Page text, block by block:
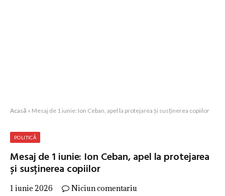
Acasă » Mesaj de 1 iunie: Ion Ceban, apel la protejarea și susținerea copiilor
POLITICĂ
Mesaj de 1 iunie: Ion Ceban, apel la protejarea
și susținerea copiilor
1 iunie 2026 Niciun comentariu